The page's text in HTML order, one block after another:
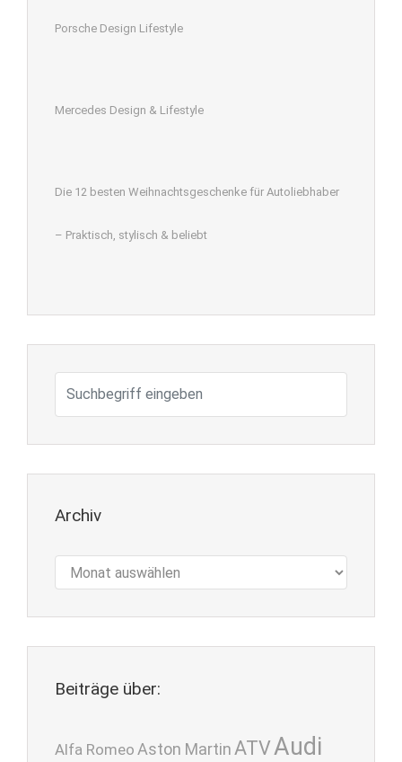
Porsche Design Lifestyle
Mercedes Design & Lifestyle
Die 12 besten Weihnachtsgeschenke für Autoliebhaber
– Praktisch, stylisch & beliebt
Archiv
Beiträge über:
Alfa Romeo Aston Martin ATVAudi